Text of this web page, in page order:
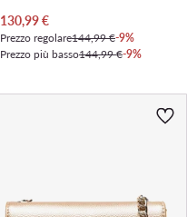
Prezzo attuale
130,99€
Prezzo regolare144,99 €-9%
Prezzo più basso144,99 €-9%